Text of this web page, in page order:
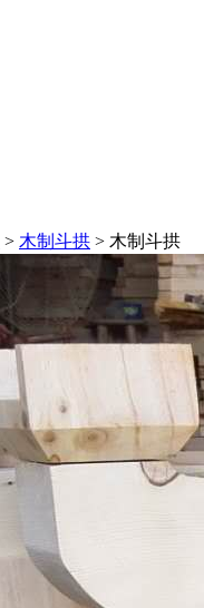
> 木制斗拱 > 木制斗拱